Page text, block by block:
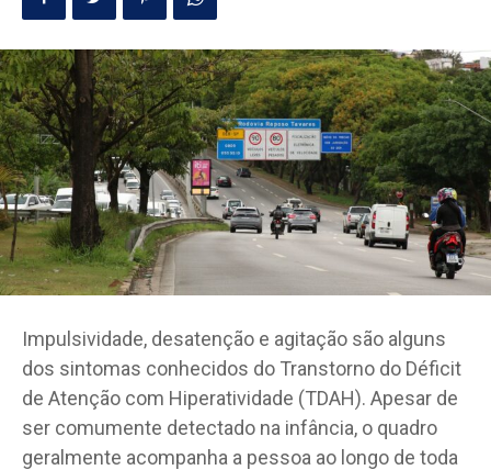
Impulsividade, desatenção e agitação são alguns
dos sintomas conhecidos do Transtorno do Déficit
de Atenção com Hiperatividade (TDAH). Apesar de
ser comumente detectado na infância, o quadro
geralmente acompanha a pessoa ao longo de toda